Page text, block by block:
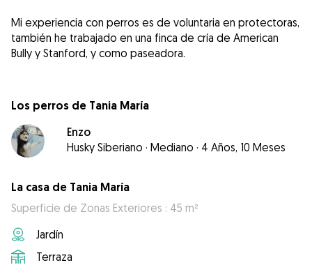
Mi experiencia con perros es de voluntaria en protectoras,
también he trabajado en una finca de cría de American
Bully y Stanford, y como paseadora.
Los perros de Tania María
Enzo
Husky Siberiano · Mediano · 4 Años, 10 Meses
La casa de Tania María
Superficie de Zonas Exteriores : 45 m²
Jardín
Terraza